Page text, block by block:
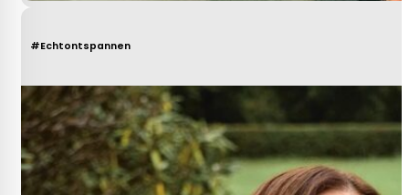
#Echtontspannen